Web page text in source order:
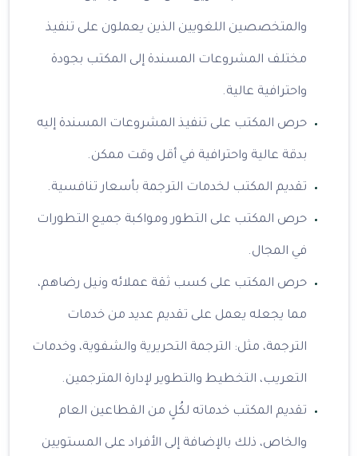
والمتخصصين اللغويين الذين يعملون على تنفيذ
مختلف المشروعات المسندة إلى المكتب بجودة
واحترافية عالية.
حرص المكتب على تنفيذ المشروعات المسندة إليه
بدقة عالية واحترافية في أقل وقت ممكن.
تقديم المكتب لخدمات الترجمة بأسعار تنافسية.
حرص المكتب على التطور ومواكبة جميع التطورات
في المجال.
حرص المكتب على كسب ثقة عملائه ونيل رضاهم،
مما يجعله يعمل على تقديم عديد من خدمات
الترجمة، مثل: الترجمة التحريرية والشفوية، وخدمات
التعريب، التخطيط والتطوير لإدارة المترجمين.
تقديم المكتب خدماته لكُلٍ من القطاعين العام
والخاص، ذلك بالإضافة إلى الأفراد على المستويين